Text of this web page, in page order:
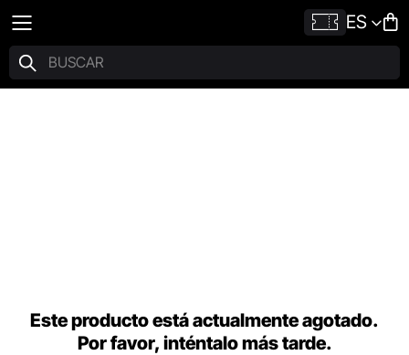
ES
Este producto está actualmente agotado.
Por favor, inténtalo más tarde.